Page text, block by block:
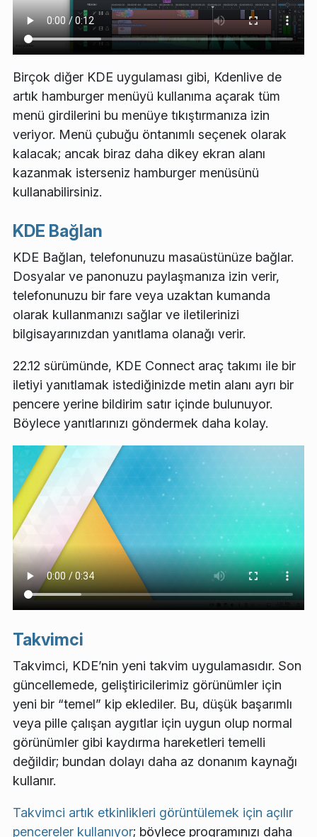
Birçok diğer KDE uygulaması gibi, Kdenlive de
artık hamburger menüyü kullanıma açarak tüm
menü girdilerini bu menüye tıkıştırmanıza izin
veriyor. Menü çubuğu öntanımlı seçenek olarak
kalacak; ancak biraz daha dikey ekran alanı
kazanmak isterseniz hamburger menüsünü
kullanabilirsiniz.
KDE Bağlan
KDE Bağlan, telefonunuzu masaüstünüze bağlar.
Dosyalar ve panonuzu paylaşmanıza izin verir,
telefonunuzu bir fare veya uzaktan kumanda
olarak kullanmanızı sağlar ve iletilerinizi
bilgisayarınızdan yanıtlama olanağı verir.
22.12 sürümünde, KDE Connect araç takımı ile bir
iletiyi yanıtlamak istediğinizde metin alanı ayrı bir
pencere yerine bildirim satır içinde bulunuyor.
Böylece yanıtlarınızı göndermek daha kolay.
Takvimci
Takvimci, KDE’nin yeni takvim uygulamasıdır. Son
güncellemede, geliştiricilerimiz görünümler için
yeni bir “temel” kip eklediler. Bu, düşük başarımlı
veya pille çalışan aygıtlar için uygun olup normal
görünümler gibi kaydırma hareketleri temelli
değildir; bundan dolayı daha az donanım kaynağı
kullanır.
Takvimci artık etkinlikleri görüntülemek için açılır
pencereler kullanıyor; böylece programınızı daha